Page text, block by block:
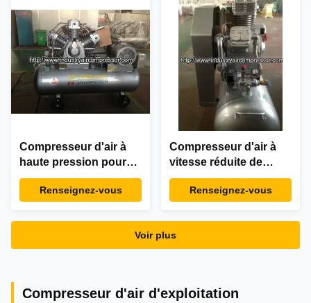
Compresseur d'air à
haute pression pour
les outils
pneumatiques
Renseignez-vous
Compresseur d'air à
vitesse réduite de
charge lourde pour les
outils et la serrure
30KW
Renseignez-vous
Voir plus
Compresseur d'air d'exploitation